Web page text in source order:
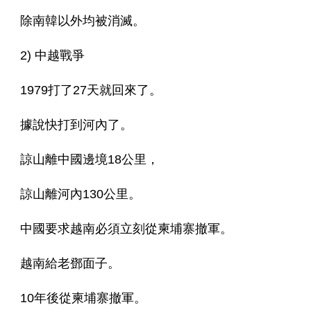
除南韓以外均被消滅。
2) 中越戰爭
1979打了27天就回來了。
據說快打到河內了。
諒山離中國邊境18公里，
諒山離河內130公里。
中國要求越南必須立刻從柬埔寨撤軍。
越南給老鄧面子。
10年後從柬埔寨撤軍。